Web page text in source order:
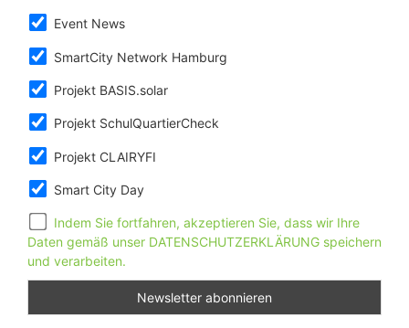
Event News
SmartCity Network Hamburg
Projekt BASIS.solar
Projekt SchulQuartierCheck
Projekt CLAIRYFI
Smart City Day
Indem Sie fortfahren, akzeptieren Sie, dass wir Ihre
Daten gemäß unser DATENSCHUTZERKLÄRUNG speichern
und verarbeiten.